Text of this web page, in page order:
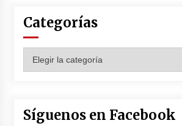
Categorías
Síguenos en Facebook